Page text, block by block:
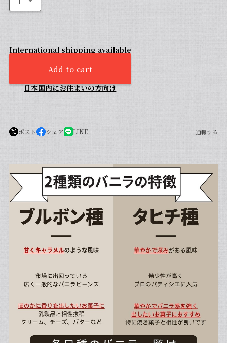
International shipping available
Add to cart
日本国内にお住まいの方向け
ポスト シェア LINE 通報する